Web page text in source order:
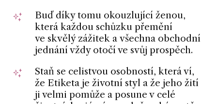
Buď díky tomu okouzlující ženou,
která každou schůzku přemění
ve skvělý zážitek a všechna obchodní
jednání vždy otočí ve svůj prospěch.
Staň se celistvou osobností, která ví,
že Etiketa je životní styl a že jeho žití
ji velmi pomůže a posune v celé